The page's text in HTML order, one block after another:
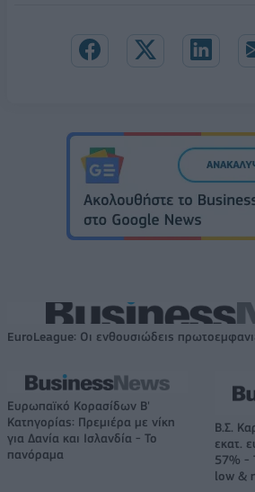
EuroLeague: Οι ενθουσιώδεις
Ευρωπαϊκό Κορασίδων Β'
Κατηγορίας: Πρεμιέρα με νίκη
για Δανία και Ισλανδία - Το
πανόραμα
Β.Σ.
εκατ.
57% -
low &